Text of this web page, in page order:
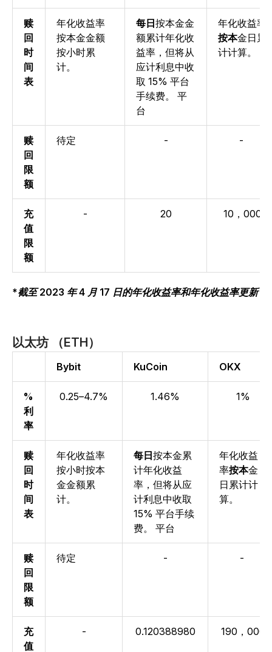
赎
回
时
间
表
年化收益率
按本金金额
按小时累
计。
每日按本金金
额累计年化收
益率 ，但将从
应计利息中收
取 15% 平台
手续费。
平
台
年化收益率
按本金日累
计计算。
赎
回
限
额
待定 - -
充
值
限
额
- 20 10，000
*截至 2023 年 4 月 17 日的年化收益率和年化收益率更新
以太坊 （ETH）
Bybit KuCoin OKX
%
利
率
0.25–4.7% 1.46% 1%
赎
回
时
间
表
年化收益率
按小时按本
金金额累
计。
每日按本金累
计年化收益
率 ，但将从应
计利息中收取
15% 平台手续
费。
平台
年化收益
率按本金
日累计计
算。
赎
回
限
额
待定 - -
充
值
- 0.120388980 190，000